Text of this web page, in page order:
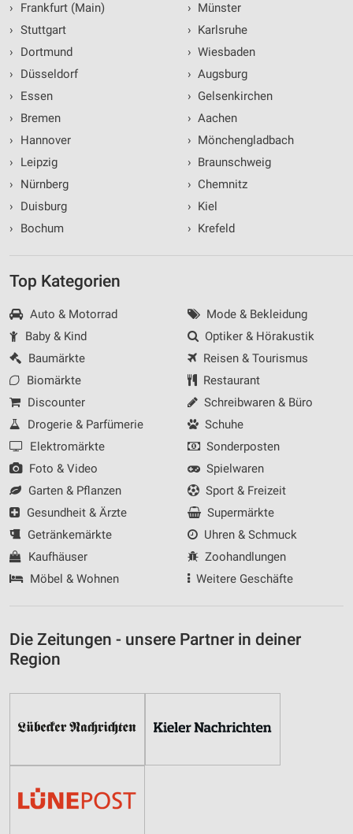
›
Frankfurt (Main)
› Stuttgart
›
Dortmund
›
Düsseldorf
›
Essen
›
Bremen
›
Hannover
›
Leipzig
›
Nürnberg
›
Duisburg
›
Bochum
› Münster
› Karlsruhe
› Wiesbaden
› Augsburg
› Gelsenkirchen
› Aachen
› Mönchengladbach
› Braunschweig
› Chemnitz
› Kiel
› Krefeld
Top Kategorien
Auto & Motorrad
Baby & Kind
Baumärkte
Biomärkte
Discounter
Drogerie & Parfümerie
Elektromärkte
Foto & Video
Garten & Pflanzen
Gesundheit & Ärzte
Getränkemärkte
Kaufhäuser
Möbel & Wohnen
Mode & Bekleidung
Optiker & Hörakustik
Reisen & Tourismus
Restaurant
Schreibwaren & Büro
Schuhe
Sonderposten
Spielwaren
Sport & Freizeit
Supermärkte
Uhren & Schmuck
Zoohandlungen
Weitere Geschäfte
Die Zeitungen - unsere Partner in deiner
Region